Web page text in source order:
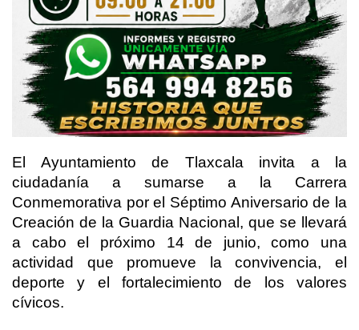
El Ayuntamiento de Tlaxcala invita a la
ciudadanía a sumarse a la Carrera
Conmemorativa por el Séptimo Aniversario de la
Creación de la Guardia Nacional, que se llevará
a cabo el próximo 14 de junio, como una
actividad que promueve la convivencia, el
deporte y el fortalecimiento de los valores
cívicos.